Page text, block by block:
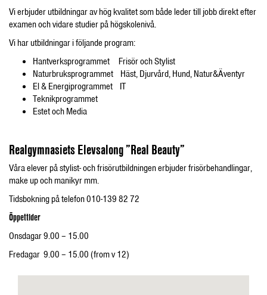
Vi erbjuder utbildningar av hög kvalitet som både leder till jobb direkt efter
examen och vidare studier på högskolenivå.
Vi har utbildningar i följande program:
Hantverksprogrammet Frisör och Stylist
Naturbruksprogrammet Häst, Djurvård, Hund, Natur&Äventyr
El & Energiprogrammet IT
Teknikprogrammet
Estet och Media
Realgymnasiets Elevsalong ”Real Beauty”
Våra elever på stylist- och frisörutbildningen erbjuder frisörbehandlingar,
make up och manikyr mm.
Tidsbokning på telefon 010-139 82 72
Öppettider
Onsdagar 9.00 – 15.00
Fredagar 9.00 – 15.00 (from v 12)